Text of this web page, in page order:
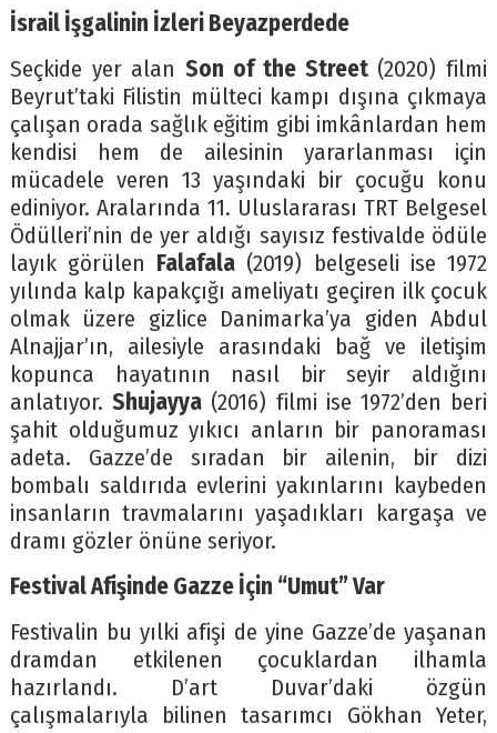
İsrail İşgalinin İzleri Beyazperdede
Seçkide yer alanSon of the Street(2020) filmi
Beyrut’taki Filistin mülteci kampı dışına çıkmaya
çalışan orada sağlık eğitim gibi imkânlardan hem
kendisi hem de ailesinin yararlanması için
mücadele veren 13 yaşındaki bir çocuğu konu
ediniyor. Aralarında 11. Uluslararası TRT Belgesel
Ödülleri’nin de yer aldığı sayısız festivalde ödüle
layık görülen Falafala (2019) belgeseli ise 1972
yılında kalp kapakçığı ameliyatı geçiren ilk çocuk
olmak üzere gizlice Danimarka’ya giden Abdul
Alnajjar’ın, ailesiyle arasındaki bağ ve iletişim
kopunca hayatının nasıl bir seyir aldığını
anlatıyor.Shujayya (2016) filmi ise 1972’den beri
şahit olduğumuz yıkıcı anların bir panoraması
adeta. Gazze’de sıradan bir ailenin, bir dizi
bombalı saldırıda evlerini yakınlarını kaybeden
insanların travmalarını yaşadıkları kargaşa ve
dramı gözler önüne seriyor.
Festival Afişinde Gazze İçin “Umut” Var
Festivalin bu yılki afişi de yine Gazze’de yaşanan
dramdan etkilenen çocuklardan ilhamla
hazırlandı. D’art Duvar’daki özgün
çalışmalarıyla bilinen tasarımcı Gökhan Yeter,